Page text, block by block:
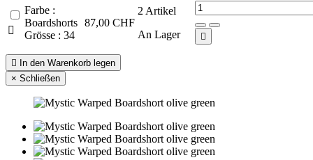

Farbe :
Boardshorts
Grösse : 34
87,00 CHF
2 Artikel
An Lager


In den Warenkorb legen
× Schließen